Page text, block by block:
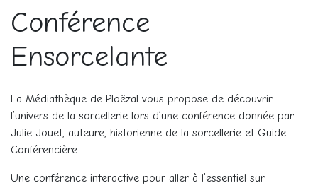
Conférence
Ensorcelante
La Médiathèque de Ploëzal vous propose de découvrir
l’univers de la sorcellerie lors d’une conférence donnée par
Julie Jouet, auteure, historienne de la sorcellerie et Guide-
Conférencière.
Une conférence interactive pour aller à l’essentiel sur